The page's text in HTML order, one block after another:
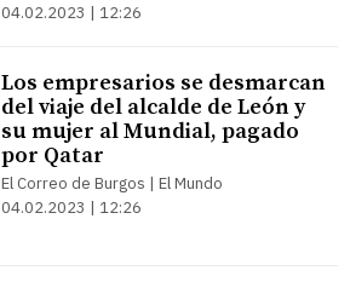
04.02.2023 | 12:26
Los empresarios se desmarcan
del viaje del alcalde de León y
su mujer al Mundial, pagado
por Qatar
El Correo de Burgos | El Mundo
04.02.2023 | 12:26